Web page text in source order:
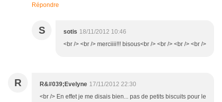
Répondre
S sotis 18/11/2012 10:46
<br /> <br /> merciiii!!! bisous<br /> <br /> <br /> <br />
R R&#039;Evelyne 17/11/2012 22:30
<br /> En effet je me disais bien... pas de petits biscuits pour le